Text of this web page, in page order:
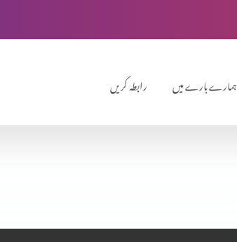
رابطہ کریں ہمارے بارے میں